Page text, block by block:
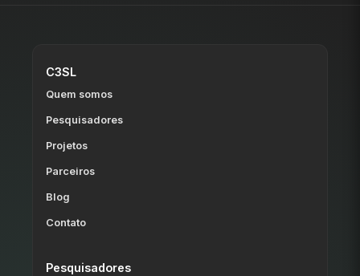
C3SL
Quem somos
Pesquisadores
Projetos
Parceiros
Blog
Contato
Pesquisadores